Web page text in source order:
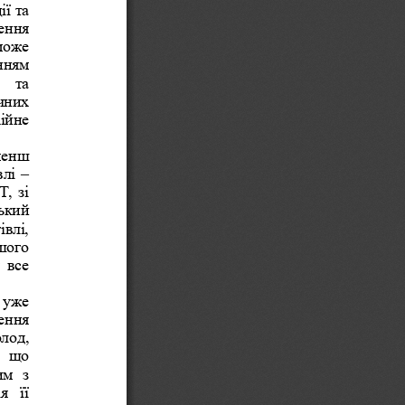
та
та
–
зі
все
уже
що
з
її